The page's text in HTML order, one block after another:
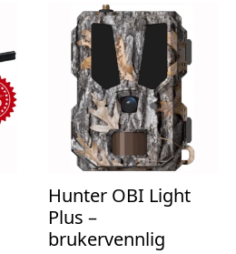
varianter.
Alternativene
kan
velges
produktsiden
Hunter OBI Light
Plus –
brukervennlig